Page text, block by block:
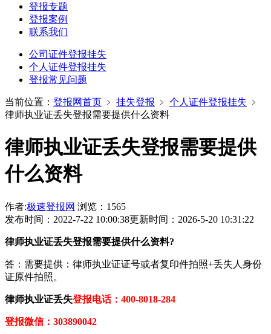
登报专题
登报案例
联系我们
公司证件登报挂失
个人证件登报挂失
登报常见问题
当前位置： 登报网首页 ﹥ 挂失登报 ﹥ 个人证件登报挂失 ﹥
律师执业证丢失登报需要提供什么资料
律师执业证丢失登报需要提供
什么资料
作者:极速登报网 浏览：1565
发布时间：2022-7-22 10:00:38更新时间：2026-5-20 10:31:22
律师执业证丢失登报需要提供什么资料?
答：需要提供：律师执业证证号或者复印件拍照+丢失人身份
证原件拍照。
律师执业证丢失登报电话：400-8018-284
登报微信：303890042